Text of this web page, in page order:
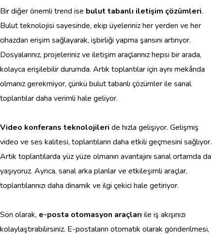
Bir diğer önemli trend ise bulut tabanlı iletişim çözümleri.
Bulut teknolojisi sayesinde, ekip üyeleriniz her yerden ve her
cihazdan erişim sağlayarak, işbirliği yapma şansını artırıyor.
Dosyalarınız, projeleriniz ve iletişim araçlarınız hepsi bir arada,
kolayca erişilebilir durumda. Artık toplantılar için aynı mekânda
olmanız gerekmiyor, çünkü bulut tabanlı çözümler ile sanal
toplantılar daha verimli hale geliyor.
Video konferans teknolojileri de hızla gelişiyor. Gelişmiş
video ve ses kalitesi, toplantıların daha etkili geçmesini sağlıyor.
Artık toplantılarda yüz yüze olmanın avantajını sanal ortamda da
yaşıyoruz. Ayrıca, sanal arka planlar ve etkileşimli araçlar,
toplantılarınızı daha dinamik ve ilgi çekici hale getiriyor.
Son olarak, e-posta otomasyon araçları ile iş akışınızı
kolaylaştırabilirsiniz. E-postaların otomatik olarak gönderilmesi,